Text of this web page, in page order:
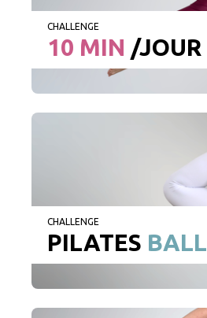
CHALLENGE
10 MIN /JOUR
CHALLENGE
PILATES BALL